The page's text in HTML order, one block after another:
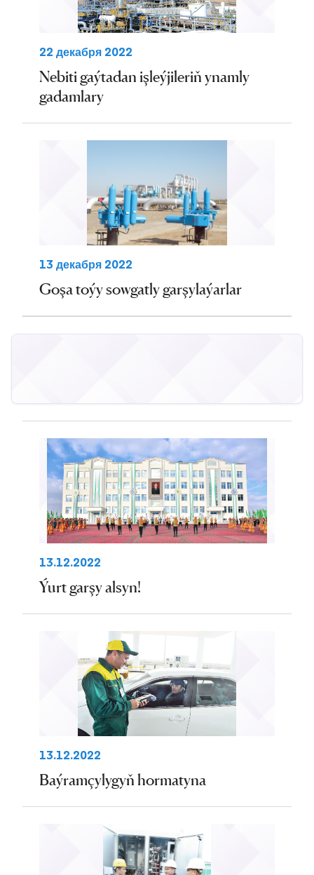
22 декабря 2022
Nebiti gaýtadan işleýjileriň ynamly
gadamlary
13 декабря 2022
Goşa toýy sowgatly garşylaýarlar
13.12.2022
Ýurt garşy alsyn!
13.12.2022
Baýramçylygyň hormatyna